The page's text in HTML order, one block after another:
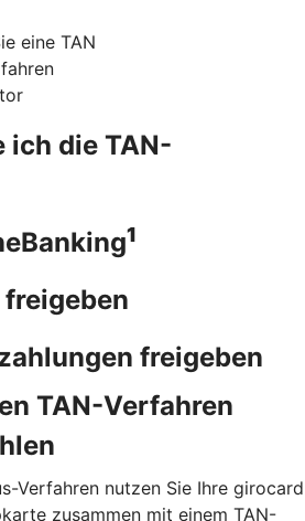
eine TAN
ich die TAN-
1
freigeben
TAN-Verfahren
Verfahren nutzen Sie Ihre girocard
zusammen mit einem TAN-